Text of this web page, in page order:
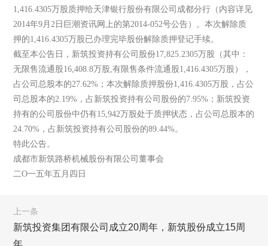
1,416.4305万股质押给天津银行股份有限公司成都分行（内容详见
2014年9月2日巨潮资讯网上的第2014-052号公告）。本次解除质
押的1,416.4305万股已办理完毕股份解除质押登记手续。
截至本公告日，新筑投资持有公司股份17,825.2305万股（其中：
无限售流通股16,408.8万股,有限售条件流通股1,416.4305万股），
占公司总股本的27.62%；本次解除质押股份1,416.4305万股，占公
司总股本的2.19%，占新筑投资持有公司股份的7.95%；新筑投资
持有的公司股份中仍有15,942万股处于质押状态，占公司总股本的
24.70%，占新筑投资持有公司股份的89.44%。
特此公告。
成都市新筑路桥机械股份有限公司董事会
二O一五年五月四日
上一条
新筑投资集团有限公司成立20周年，新筑股份成立15周
年